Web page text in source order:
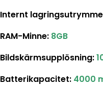
Internt lagringsutrymme
RAM-Minne: 8GB
Bildskärmsupplösning:
Batterikapacitet: 4000